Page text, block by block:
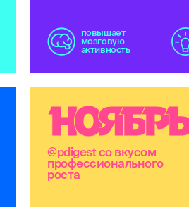
повышает
мозговую
активность
НОЯБРЬ
@pdigest со вкусом
профессионального
роста